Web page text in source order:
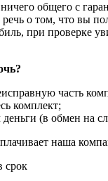
общего с
речь о том, что вы
при проверке
часть
комплект;
(в обмен на
наша
срок